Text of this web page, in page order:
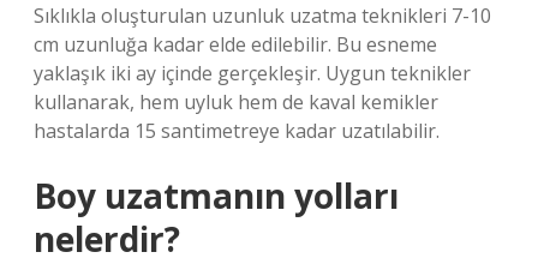
Sıklıkla oluşturulan uzunluk uzatma teknikleri 7-10
cm uzunluğa kadar elde edilebilir. Bu esneme
yaklaşık iki ay içinde gerçekleşir. Uygun teknikler
kullanarak, hem uyluk hem de kaval kemikler
hastalarda 15 santimetreye kadar uzatılabilir.
Boy uzatmanın yolları
nelerdir?